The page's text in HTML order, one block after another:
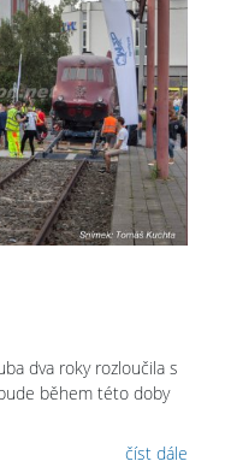
dva roky rozloučila s
během této doby
číst dále